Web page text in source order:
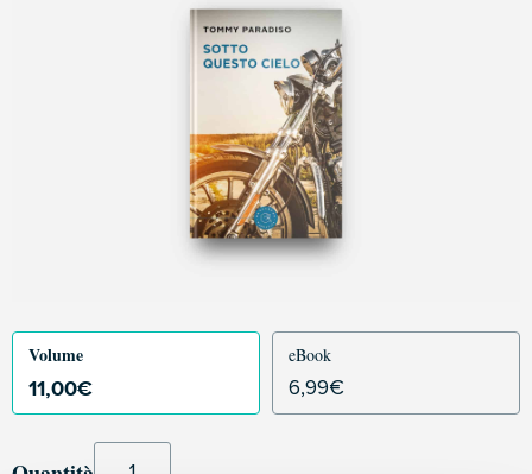
Volume
11,00€
eBook
6,99€